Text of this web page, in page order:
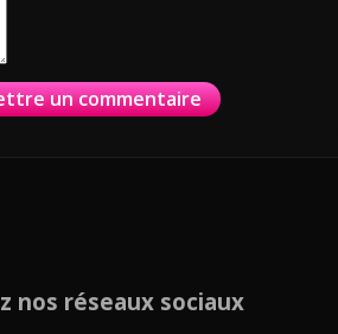
nos réseaux sociaux